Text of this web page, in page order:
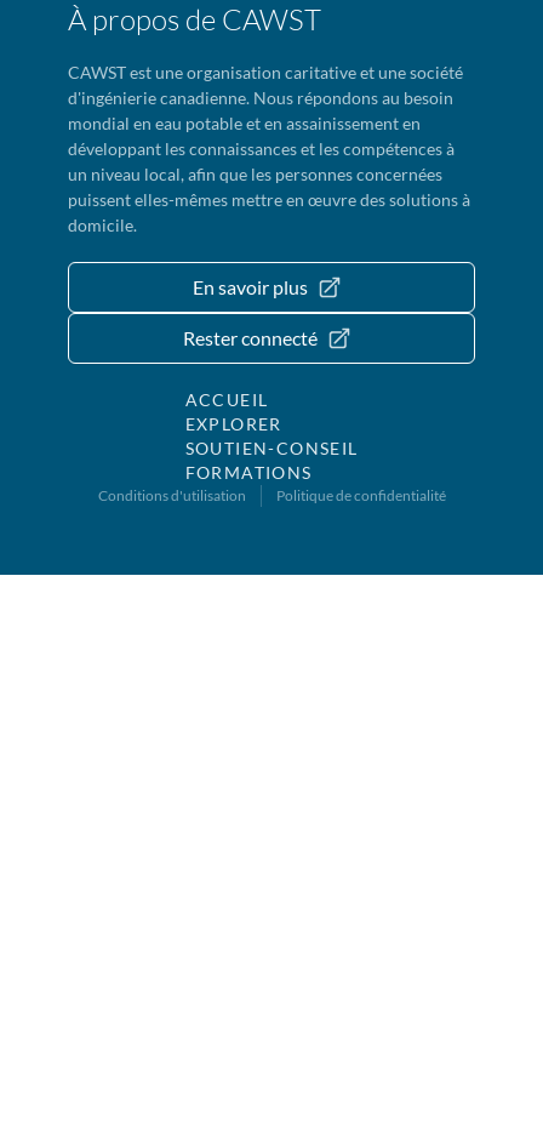
À propos de CAWST
CAWST est une organisation caritative et une société
d'ingénierie canadienne. Nous répondons au besoin
mondial en eau potable et en assainissement en
développant les connaissances et les compétences à
un niveau local, afin que les personnes concernées
puissent elles-mêmes mettre en œuvre des solutions à
domicile.
En savoir plus
Rester connecté
ACCUEIL
EXPLORER
SOUTIEN-CONSEIL
FORMATIONS
Conditions d'utilisation Politique de confidentialité